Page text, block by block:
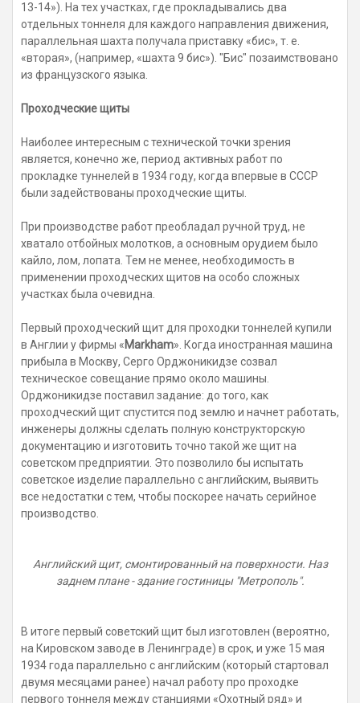
13-14»). На тех участках, где прокладывались два
отдельных тоннеля для каждого направления движения,
параллельная шахта получала приставку «бис», т. е.
«вторая», (например, «шахта 9 бис»). "Бис" позаимствовано
из французского языка.
Проходческие щиты
Наиболее интересным с технической точки зрения
является, конечно же, период активных работ по
прокладке туннелей в 1934 году, когда впервые в СССР
были задействованы проходческие щиты.
При производстве работ преобладал ручной труд, не
хватало отбойных молотков, а основным орудием было
кайло, лом, лопата. Тем не менее, необходимость в
применении проходческих щитов на особо сложных
участках была очевидна.
Первый проходческий щит для проходки тоннелей купили
в Англии у фирмы «Markham». Когда иностранная машина
прибыла в Москву, Серго Орджоникидзе созвал
техническое совещание прямо около машины.
Орджоникидзе поставил задание: до того, как
проходческий щит спустится под землю и начнет работать,
инженеры должны сделать полную конструкторскую
документацию и изготовить точно такой же щит на
советском предприятии. Это позволило бы испытать
советское изделие параллельно с английским, выявить
все недостатки с тем, чтобы поскорее начать серийное
производство.
Английский щит, смонтированный на поверхности. Наз
заднем плане - здание гостиницы "Метрополь".
В итоге первый советский щит был изготовлен (вероятно,
на Кировском заводе в Ленинграде) в срок, и уже 15 мая
1934 года параллельно с английским (который стартовал
двумя месяцами ранее) начал работу про проходке
первого тоннеля между станциями «Охотный ряд» и